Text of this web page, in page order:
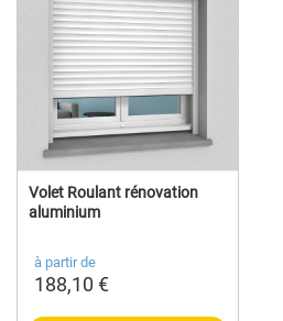
Volet Roulant rénovation
aluminium
à partir de
188,10 €